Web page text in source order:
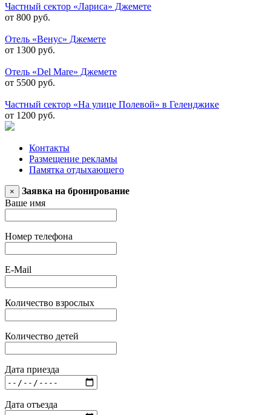
Частный сектор «Лариса» Джемете
от 800 руб.
Отель «Венус» Джемете
от 1300 руб.
Отель «Del Mare» Джемете
от 5500 руб.
Частный сектор «На улице Полевой» в Геленджике
от 1200 руб.
Контакты
Размещение рекламы
Памятка отдыхающего
×
Заявка на бронирование
Ваше имя
Номер телефона
E-Mail
Количество взрослых
Количество детей
Дата приезда
Дата отъезда